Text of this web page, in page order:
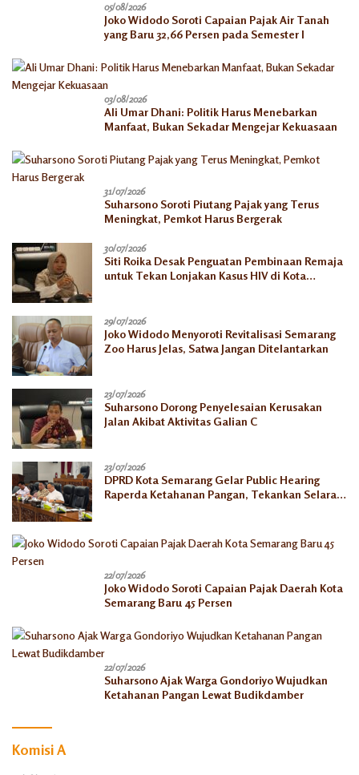
05/08/2026
Joko Widodo Soroti Capaian Pajak Air Tanah
yang Baru 32,66 Persen pada Semester I
03/08/2026
Ali Umar Dhani: Politik Harus Menebarkan
Manfaat, Bukan Sekadar Mengejar Kekuasaan
31/07/2026
Suharsono Soroti Piutang Pajak yang Terus
Meningkat, Pemkot Harus Bergerak
30/07/2026
Siti Roika Desak Penguatan Pembinaan Remaja
untuk Tekan Lonjakan Kasus HIV di Kota
29/07/2026
Joko Widodo Menyoroti Revitalisasi Semarang
Zoo Harus Jelas, Satwa Jangan Ditelantarkan
23/07/2026
Suharsono Dorong Penyelesaian Kerusakan
Jalan Akibat Aktivitas Galian C
23/07/2026
DPRD Kota Semarang Gelar Public Hearing
Raperda Ketahanan Pangan, Tekankan Selaras
22/07/2026
Joko Widodo Soroti Capaian Pajak Daerah Kota
Semarang Baru 45 Persen
22/07/2026
Suharsono Ajak Warga Gondoriyo Wujudkan
Ketahanan Pangan Lewat Budikdamber
Komisi A